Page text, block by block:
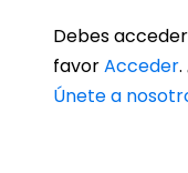
Debes
favorAcceder
Únete a